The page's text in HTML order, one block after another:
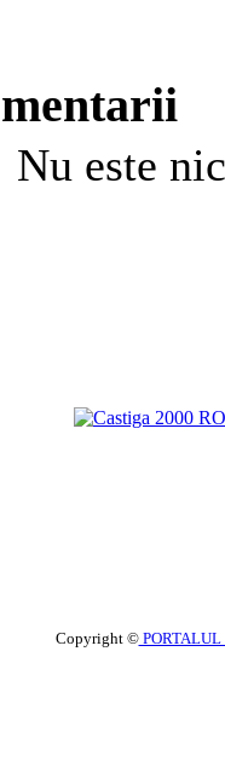
Nu este
Copyright ©PORTALUL